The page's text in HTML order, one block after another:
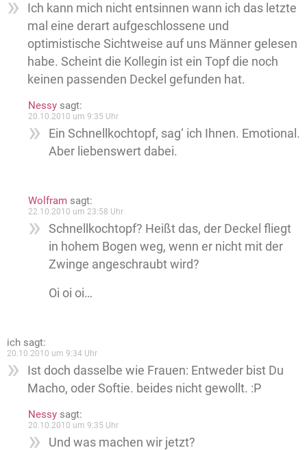
Ich kann mich nicht entsinnen wann ich das letzte
mal eine derart aufgeschlossene und
optimistische Sichtweise auf uns Männer gelesen
habe. Scheint die Kollegin ist ein Topf die noch
keinen passenden Deckel gefunden hat.
Nessy sagt:
20.10.2010 um 9:35 Uhr
Ein Schnellkochtopf, sag‘ ich Ihnen. Emotional.
Aber liebenswert dabei.
Wolfram sagt:
22.10.2010 um 23:58 Uhr
Schnellkochtopf? Heißt das, der Deckel fliegt
in hohem Bogen weg, wenn er nicht mit der
Zwinge angeschraubt wird?
Oi oi oi…
ich sagt:
20.10.2010 um 9:34 Uhr
Ist doch dasselbe wie Frauen: Entweder bist Du
Macho, oder Softie. beides nicht gewollt. :P
Nessy sagt:
20.10.2010 um 9:35 Uhr
Und was machen wir jetzt?